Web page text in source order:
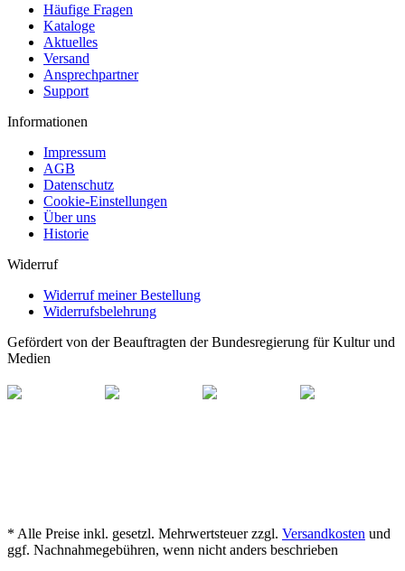
Häufige Fragen
Kataloge
Aktuelles
Versand
Ansprechpartner
Support
Informationen
Impressum
AGB
Datenschutz
Cookie-Einstellungen
Über uns
Historie
Widerruf
Widerruf meiner Bestellung
Widerrufsbelehrung
Gefördert von der Beauftragten der Bundesregierung für Kultur und
Medien
* Alle Preise inkl. gesetzl. Mehrwertsteuer zzgl. Versandkosten und
ggf. Nachnahmegebühren, wenn nicht anders beschrieben